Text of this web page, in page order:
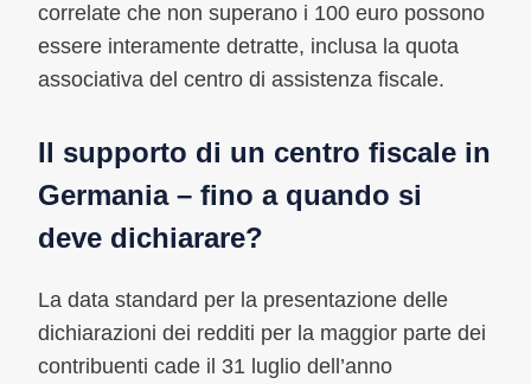
correlate che non superano i 100 euro possono
essere interamente detratte, inclusa la quota
associativa del centro di assistenza fiscale.
Il supporto di un centro fiscale in
Germania – fino a quando si
deve dichiarare?
La data standard per la presentazione delle
dichiarazioni dei redditi per la maggior parte dei
contribuenti cade il 31 luglio dell’anno